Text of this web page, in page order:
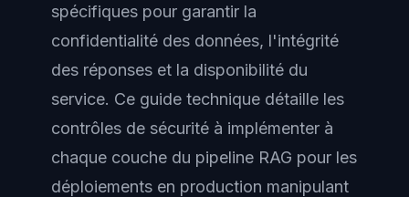
spécifiques pour garantir la
confidentialité des données, l'intégrité
des réponses et la disponibilité du
service. Ce guide technique détaille les
contrôles de sécurité à implémenter à
chaque couche du pipeline RAG pour les
déploiements en production manipulant